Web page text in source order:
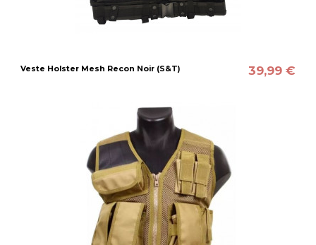
Veste Holster Mesh Recon Noir (S&T) 39,99 €